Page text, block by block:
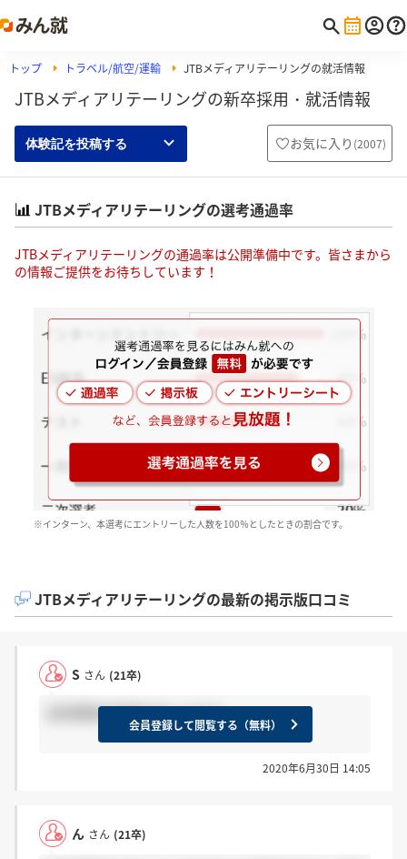
トップ トラベル/航空/運輸 JTBメディアリテーリングの就活情報
JTBメディアリテーリングの新卒採用・就活情報
体験記を投稿する お気に入り (2007)
JTBメディアリテーリングの選考通過率
JTBメディアリテーリングの通過率は公開準備中です。皆さまから
の情報ご提供をお待ちしています！
※インターン、本選考にエントリーした人数を100％としたときの割合です。
JTBメディアリテーリングの最新の掲示版口コミ
S さん (21卒)
追加募集の結果きましたか？
会員登録して閲覧する（無料）
2020年6月30日 14:05
ん さん (21卒)